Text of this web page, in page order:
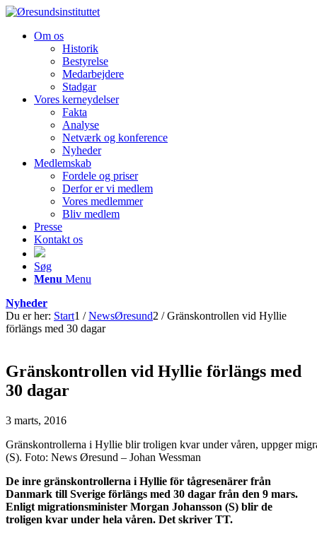
Om os
Historik
Bestyrelse
Medarbejdere
Stadgar
Vores kerneydelser
Fakta
Analyse
Netværk og konference
Nyheder
Medlemskab
Fordele og priser
Derfor er vi medlem
Vores medlemmer
Bliv medlem
Presse
Kontakt os
Søg
Menu Menu
Nyheder
Du er her: Start1 / NewsØresund2 / Gränskontrollen vid Hyllie
förlängs med 30 dagar
Gränskontrollen vid Hyllie förlängs med
30 dagar
3 marts, 2016
Gränskontrollerna i Hyllie blir troligen kvar under våren, uppger
(S). Foto: News Øresund – Johan Wessman
De inre gränskontrollerna i Hyllie för tågresenärer från
Danmark till Sverige förlängs med 30 dagar från den 9 mars.
Enligt migrationsminister Morgan Johansson (S) blir de
troligen kvar under hela våren. Det skriver TT.